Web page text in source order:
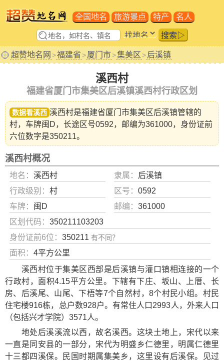
全国地名 旅游景点 特产 名人
搜索▷
超赞地名网 >福建省>厦门市>集美区 >后溪镇
溪西村
福建省厦门市集美区后溪镇溪西村行政区划
数据看溪西 溪西村是福建省厦门市集美区后溪镇管辖的
村，车牌闽D，长途区号0592，邮编为361000，身份证前
六位数字是350211。
溪西村概况
地名： 溪西村 隶属： 后溪镇
行政级别： 村 区号：0592
车牌： 闽D 邮编：361000
区划代码： 350211103203
身份证前6位： 350211 有不同？
面积： 4平方公里
溪西村位于集美区西部是后溪镇与灌口镇相连接的一个
行政村，面积4.15平方公里。下辖有下庄、坂山、上厝、长
房、后溪尾、山尾、下梧等7个自然村，8个村民小组。村民
住宅楼916栋，总户数928户。有常住人口2993人，外来人口
（包括兴才学院）3571人。
地处后溪溪流以西，故名溪西。这块土地上，宋代以来
一直是同安县的一部分，宋代为明盛乡仁德里，明属仁德里
十三都四溪保。民国时期属集美乡，这里设有后溪保。见过